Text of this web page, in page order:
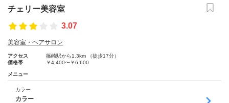
チェリー美容室
3.07
美容室・ヘアサロン
アクセス
篠崎駅から1.3km （徒歩17分）
価格帯
￥4,400〜￥6,600
メニュー
カラー
カラー